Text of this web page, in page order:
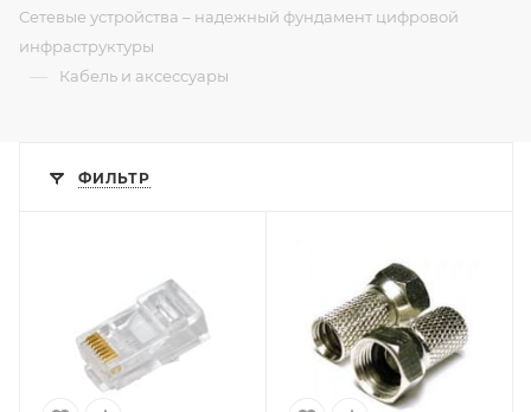
Сетевые устройства – надежный фундамент цифровой
инфраструктуры
— Кабель и аксессуары
ФИЛЬТР